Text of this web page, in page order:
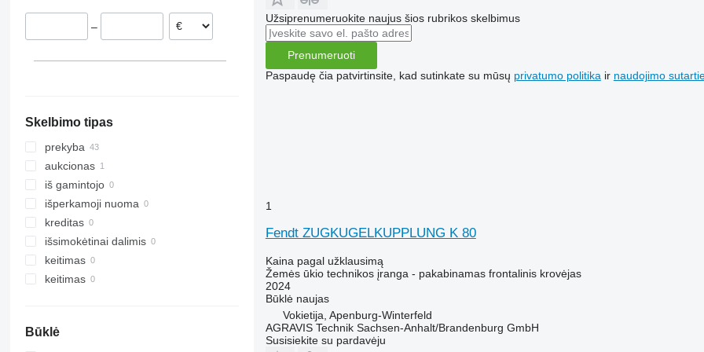
H-seriesLiuksemburgas
Airija
–
Skelbimo tipas
prekyba
aukcionas
iš gamintojo
išperkamoji nuoma
kreditas
išsimokėtinai dalimis
keitimas
keitimas
Būklė
Užsiprenumeruokite naujus šios rubrikos skelbimus
Prenumeruoti
Paspaudę čia patvirtinsite, kad sutinkate su mūsų privatumo politika ir naudojimo
1
Fendt ZUGKUGELKUPPLUNG K 80
Kaina pagal užklausimą
Žemės ūkio technikos įranga - pakabinamas frontalinis krovėjas
2024
Būklėnaujas
Vokietija, Apenburg-Winterfeld
AGRAVIS Technik Sachsen-Anhalt/Brandenburg GmbH
Susisiekite su pardavėju